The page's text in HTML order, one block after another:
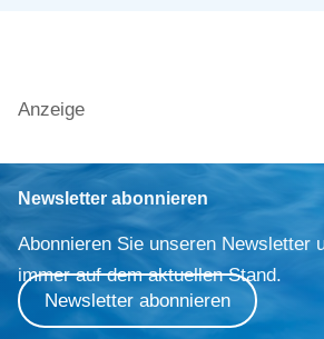
Anzeige
Newsletter abonnieren
Abonnieren Sie unseren Newsletter
immer auf dem aktuellen Stand.
Newsletter abonnieren